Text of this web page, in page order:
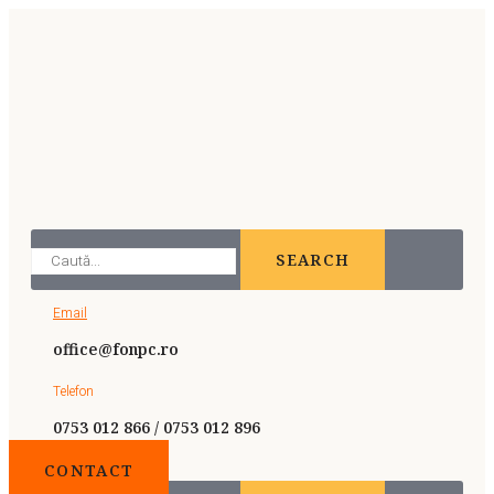
SEARCH
Email
office@fonpc.ro
Telefon
0753 012 866 / 0753 012 896
CONTACT